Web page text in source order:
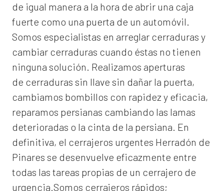
de igual manera a la hora de abrir una caja
fuerte como una puerta de un automóvil.
Somos especialistas en arreglar cerraduras y
cambiar cerraduras cuando éstas no tienen
ninguna solución. Realizamos aperturas
de cerraduras sin llave sin dañar la puerta,
cambiamos bombillos con rapidez y eficacia,
reparamos persianas cambiando las lamas
deterioradas o la cinta de la persiana. En
definitiva, el cerrajeros urgentes Herradón de
Pinares se desenvuelve eficazmente entre
todas las tareas propias de un cerrajero de
urgencia.Somos cerrajeros rápidos;